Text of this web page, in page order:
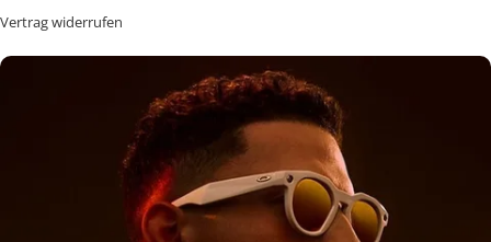
Vertrag widerrufen